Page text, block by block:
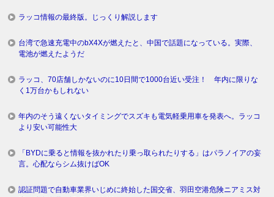
ラッコ情報の最終版。じっくり解説します
台湾で急速充電中のbX4Xが燃えたと、中国で話題になっている。実際、
電池が燃えたようだ
ラッコ、70店舗しかないのに10日間で1000台近い受注！ 年内に限りな
く1万台かもしれない
年内のそう遠くないタイミングでスズキも電気軽乗用車を発表へ。ラッコ
より安い可能性大
「BYDに乗ると情報を抜かれたり乗っ取られたりする」はパラノイアの妄
言。心配ならシム抜けばOK
認証問題で自動車業界いじめに終始した国交省、羽田空港危険ニアミス対